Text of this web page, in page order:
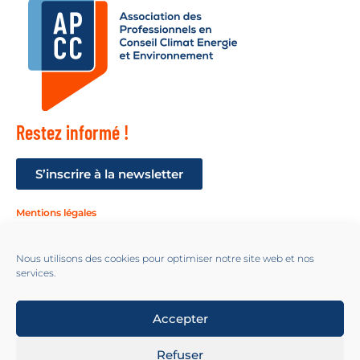
Nous utilisons des cookies pour optimiser notre site web et nos
services.
Accepter
Refuser
Restez informé !
S’inscrire à la newsletter
Mentions légales
Suivez-nous !
2024 All Rights Reserved© - APCC - https://apc-climat.fr. Design by